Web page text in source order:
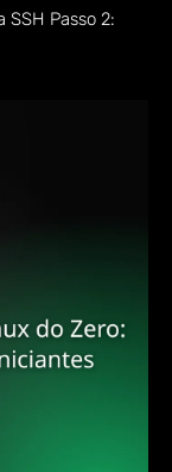
SSH Passo 2: